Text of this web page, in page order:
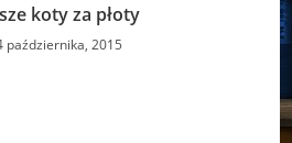
koty za płoty
października, 2015